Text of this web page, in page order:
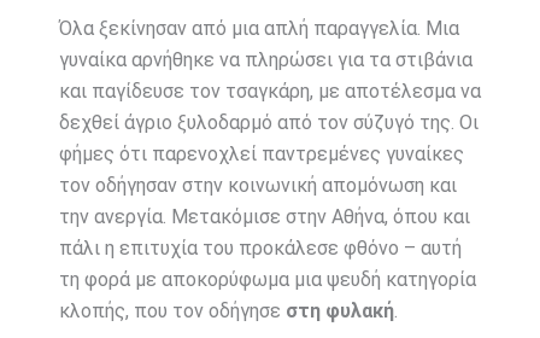
Όλα ξεκίνησαν από μια απλή παραγγελία. Μια
γυναίκα αρνήθηκε να πληρώσει για τα στιβάνια
και παγίδευσε τον τσαγκάρη, με αποτέλεσμα να
δεχθεί άγριο ξυλοδαρμό από τον σύζυγό της. Οι
φήμες ότι παρενοχλεί παντρεμένες γυναίκες
τον οδήγησαν στην κοινωνική απομόνωση και
την ανεργία. Μετακόμισε στην Αθήνα, όπου και
πάλι η επιτυχία του προκάλεσε φθόνο – αυτή
τη φορά με αποκορύφωμα μια ψευδή κατηγορία
κλοπής, που τον οδήγησε στη φυλακή.